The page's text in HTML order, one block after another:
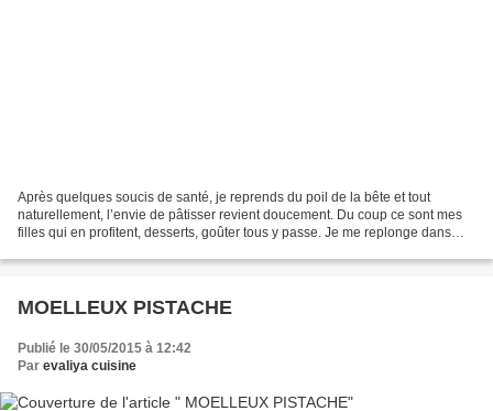
Après quelques soucis de santé, je reprends du poil de la bête et tout
naturellement, l’envie de pâtisser revient doucement. Du coup ce sont mes
filles qui en profitent, desserts, goûter tous y passe. Je me replonge dans
MOELLEUX PISTACHE
Publié le 30/05/2015 à 12:42
Par evaliya cuisine